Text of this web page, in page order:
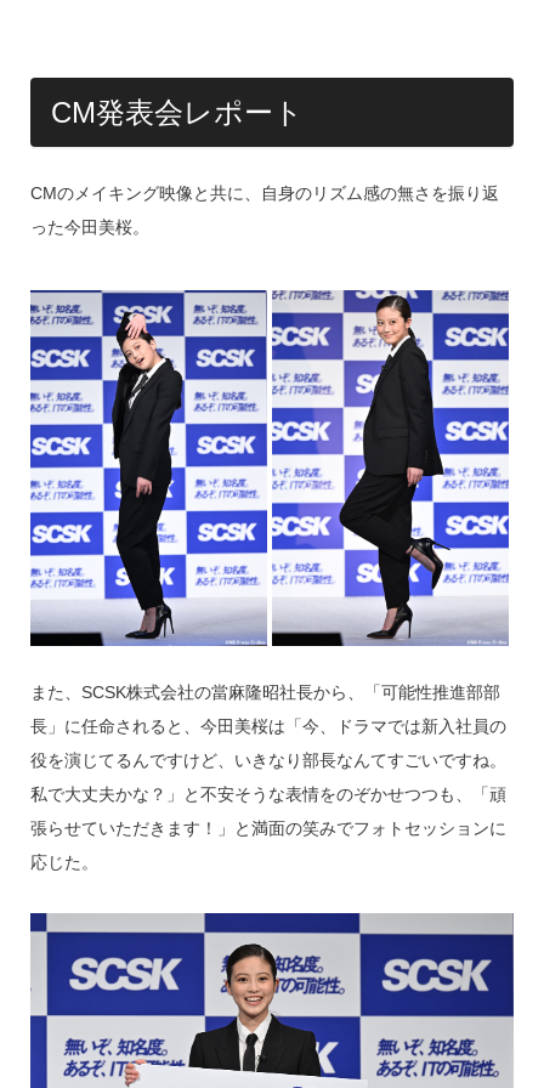
CM発表会レポート
CMのメイキング映像と共に、自身のリズム感の無さを振り返
った今田美桜。
また、SCSK株式会社の當麻隆昭社長から、「可能性推進部部
長」に任命されると、今田美桜は「今、ドラマでは新入社員の
役を演じてるんですけど、いきなり部長なんてすごいですね。
私で大丈夫かな？」と不安そうな表情をのぞかせつつも、「頑
張らせていただきます！」と満面の笑みでフォトセッションに
応じた。